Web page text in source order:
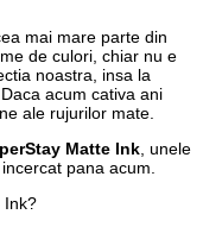
mai mare parte din
de culori, chiar nu e
noastra, insa la
acum cativa ani
ale rujurilor mate.
Matte Ink , unele
pana acum.
Ink?